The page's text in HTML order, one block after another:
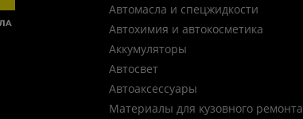
Автомасла и спецжидкости
Автохимия и автокосметика
Аккумуляторы
Автосвет
Автоаксессуары
Материалы для кузовного ремонта